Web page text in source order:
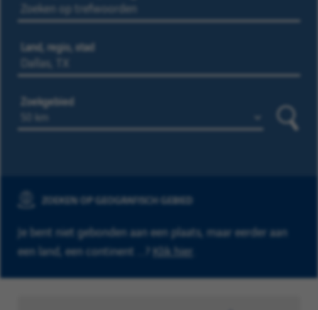
Land, regio, stad
Zoekgebied
ZOEKEN OP GEOGRAFISCH GEBIED
Je bent niet gebonden aan een plaats, maar eerder aan
een land, een continent ...? Klik hier